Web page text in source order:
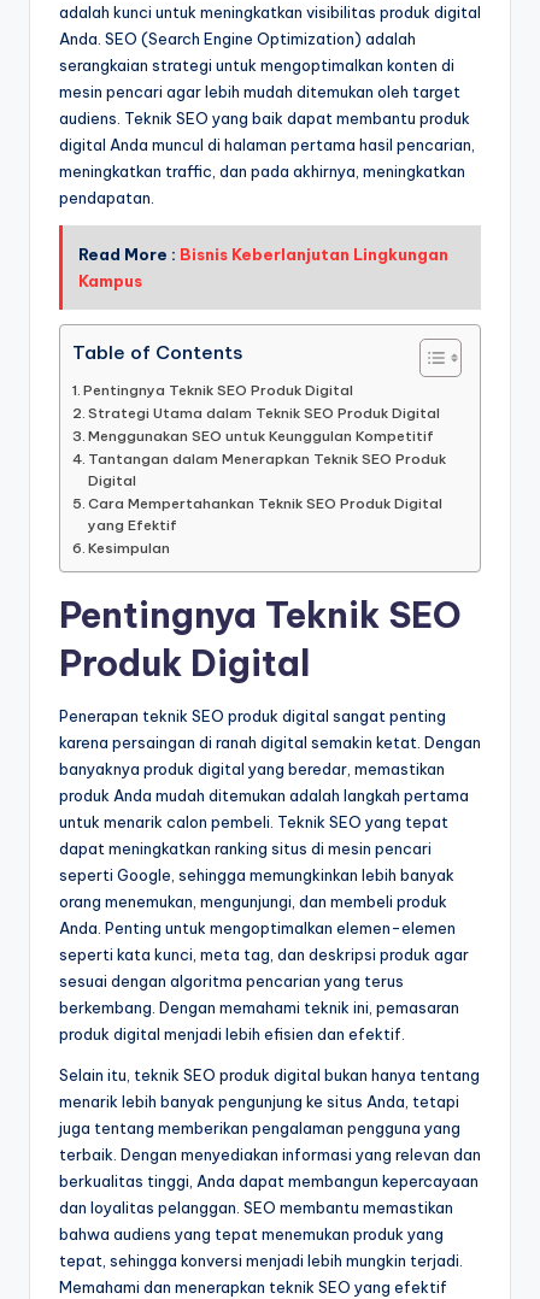
adalah kunci untuk meningkatkan visibilitas produk digital
Anda. SEO (Search Engine Optimization) adalah
serangkaian strategi untuk mengoptimalkan konten di
mesin pencari agar lebih mudah ditemukan oleh target
audiens. Teknik SEO yang baik dapat membantu produk
digital Anda muncul di halaman pertama hasil pencarian,
meningkatkan traffic, dan pada akhirnya, meningkatkan
pendapatan.
Read More : Bisnis Keberlanjutan Lingkungan
Kampus
Table of Contents
Pentingnya Teknik SEO Produk Digital
Strategi Utama dalam Teknik SEO Produk Digital
Menggunakan SEO untuk Keunggulan Kompetitif
Tantangan dalam Menerapkan Teknik SEO Produk
Digital
Cara Mempertahankan Teknik SEO Produk Digital
yang Efektif
Kesimpulan
Pentingnya Teknik SEO
Produk Digital
Penerapan teknik SEO produk digital sangat penting
karena persaingan di ranah digital semakin ketat. Dengan
banyaknya produk digital yang beredar, memastikan
produk Anda mudah ditemukan adalah langkah pertama
untuk menarik calon pembeli. Teknik SEO yang tepat
dapat meningkatkan ranking situs di mesin pencari
seperti Google, sehingga memungkinkan lebih banyak
orang menemukan, mengunjungi, dan membeli produk
Anda. Penting untuk mengoptimalkan elemen-elemen
seperti kata kunci, meta tag, dan deskripsi produk agar
sesuai dengan algoritma pencarian yang terus
berkembang. Dengan memahami teknik ini, pemasaran
produk digital menjadi lebih efisien dan efektif.
Selain itu, teknik SEO produk digital bukan hanya tentang
menarik lebih banyak pengunjung ke situs Anda, tetapi
juga tentang memberikan pengalaman pengguna yang
terbaik. Dengan menyediakan informasi yang relevan dan
berkualitas tinggi, Anda dapat membangun kepercayaan
dan loyalitas pelanggan. SEO membantu memastikan
bahwa audiens yang tepat menemukan produk yang
tepat, sehingga konversi menjadi lebih mungkin terjadi.
Memahami dan menerapkan teknik SEO yang efektif